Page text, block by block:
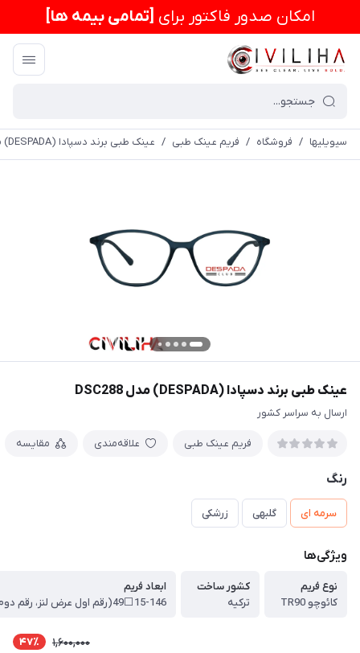
امكان صدور فاکتور برای [تمامی بیمه ها]
سیویلیها / فروشگاه / فریم عینک طبی / عینک طبی برند دسپادا (DESPADA) مدل DSC288
عینک طبی برند دسپادا (DESPADA) مدل DSC288
ارسال به سراسر کشور
فریم عینک طبی علاقه‌مندی مقایسه
رنگ
سرمه ای گلبهی زرشکی
ویژگی‌ها
نوع فریم
کائوچو TR90
کشور ساخت
ترکیه
ابعاد فریم
1,600,000 47٪